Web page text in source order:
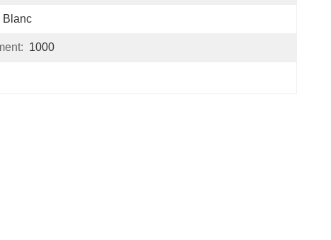
Blanc
1000